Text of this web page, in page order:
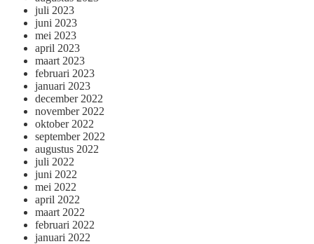
juli 2023
juni 2023
mei 2023
april 2023
maart 2023
februari 2023
januari 2023
december 2022
november 2022
oktober 2022
september 2022
augustus 2022
juli 2022
juni 2022
mei 2022
april 2022
maart 2022
februari 2022
januari 2022